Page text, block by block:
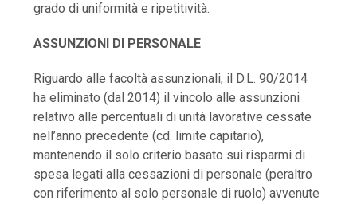
grado di uniformità e ripetitività.
ASSUNZIONI DI PERSONALE
Riguardo alle facoltà assunzionali, il D.L. 90/2014
ha eliminato (dal 2014) il vincolo alle assunzioni
relativo alle percentuali di unità lavorative cessate
nell’anno precedente (cd. limite capitario),
mantenendo il solo criterio basato sui risparmi di
spesa legati alla cessazioni di personale (peraltro
con riferimento al solo personale di ruolo) avvenute